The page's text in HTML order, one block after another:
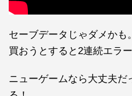
セーブデータじゃダメかも
買おうとすると2連続エラー
ニューゲームなら大丈夫だ